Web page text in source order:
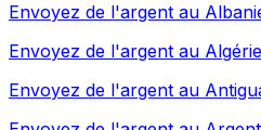
Envoyez de l'argent au
Envoyez de l'argent au Algérie
Envoyez de l'argent au